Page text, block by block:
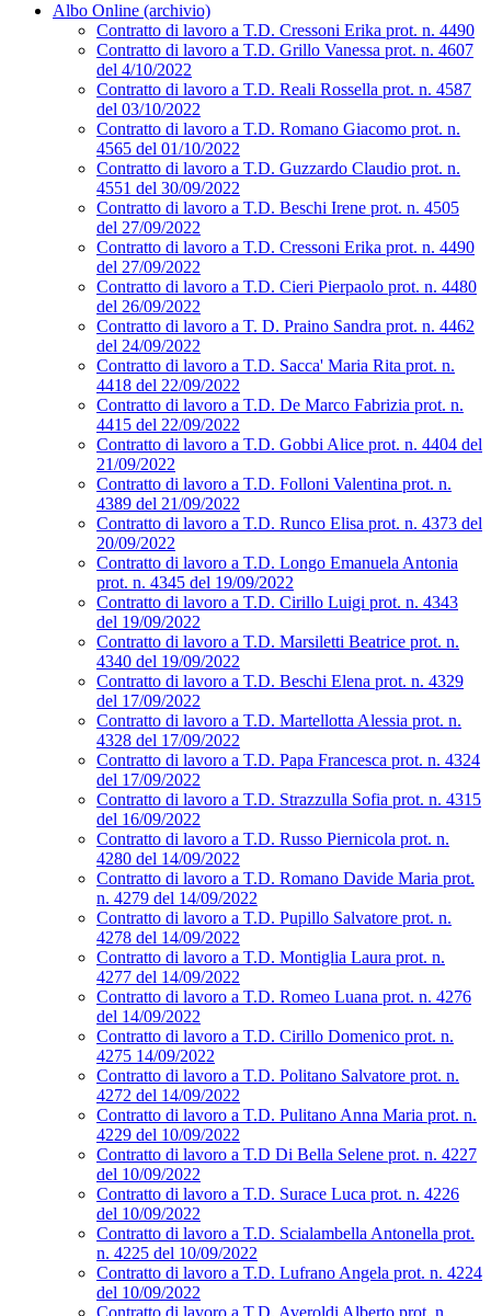
Albo Online (archivio)
Contratto di lavoro a T.D. Cressoni Erika prot. n. 4490
Contratto di lavoro a T.D. Grillo Vanessa prot. n. 4607
del 4/10/2022
Contratto di lavoro a T.D. Reali Rossella prot. n. 4587
del 03/10/2022
Contratto di lavoro a T.D. Romano Giacomo prot. n.
4565 del 01/10/2022
Contratto di lavoro a T.D. Guzzardo Claudio prot. n.
4551 del 30/09/2022
Contratto di lavoro a T.D. Beschi Irene prot. n. 4505
del 27/09/2022
Contratto di lavoro a T.D. Cressoni Erika prot. n. 4490
del 27/09/2022
Contratto di lavoro a T.D. Cieri Pierpaolo prot. n. 4480
del 26/09/2022
Contratto di lavoro a T. D. Praino Sandra prot. n. 4462
del 24/09/2022
Contratto di lavoro a T.D. Sacca' Maria Rita prot. n.
4418 del 22/09/2022
Contratto di lavoro a T.D. De Marco Fabrizia prot. n.
4415 del 22/09/2022
Contratto di lavoro a T.D. Gobbi Alice prot. n. 4404 del
21/09/2022
Contratto di lavoro a T.D. Folloni Valentina prot. n.
4389 del 21/09/2022
Contratto di lavoro a T.D. Runco Elisa prot. n. 4373 del
20/09/2022
Contratto di lavoro a T.D. Longo Emanuela Antonia
prot. n. 4345 del 19/09/2022
Contratto di lavoro a T.D. Cirillo Luigi prot. n. 4343
del 19/09/2022
Contratto di lavoro a T.D. Marsiletti Beatrice prot. n.
4340 del 19/09/2022
Contratto di lavoro a T.D. Beschi Elena prot. n. 4329
del 17/09/2022
Contratto di lavoro a T.D. Martellotta Alessia prot. n.
4328 del 17/09/2022
Contratto di lavoro a T.D. Papa Francesca prot. n. 4324
del 17/09/2022
Contratto di lavoro a T.D. Strazzulla Sofia prot. n. 4315
del 16/09/2022
Contratto di lavoro a T.D. Russo Piernicola prot. n.
4280 del 14/09/2022
Contratto di lavoro a T.D. Romano Davide Maria prot.
n. 4279 del 14/09/2022
Contratto di lavoro a T.D. Pupillo Salvatore prot. n.
4278 del 14/09/2022
Contratto di lavoro a T.D. Montiglia Laura prot. n.
4277 del 14/09/2022
Contratto di lavoro a T.D. Romeo Luana prot. n. 4276
del 14/09/2022
Contratto di lavoro a T.D. Cirillo Domenico prot. n.
4275 14/09/2022
Contratto di lavoro a T.D. Politano Salvatore prot. n.
4272 del 14/09/2022
Contratto di lavoro a T.D. Pulitano Anna Maria prot. n.
4229 del 10/09/2022
Contratto di lavoro a T.D Di Bella Selene prot. n. 4227
del 10/09/2022
Contratto di lavoro a T.D. Surace Luca prot. n. 4226
del 10/09/2022
Contratto di lavoro a T.D. Scialambella Antonella prot.
n. 4225 del 10/09/2022
Contratto di lavoro a T.D. Lufrano Angela prot. n. 4224
del 10/09/2022